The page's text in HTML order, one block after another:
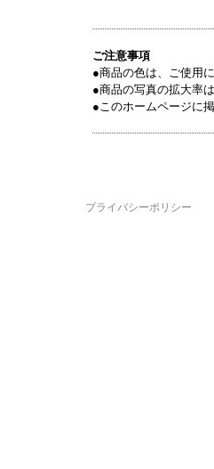
ご注意事項
●商品の色は、ご使用
●商品の写真の拡大率
●このホームページに
プライバシーポリシー